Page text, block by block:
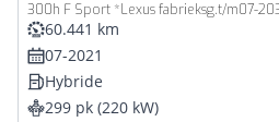
60.441 km
07-2021
Hybride
299 pk (220 kW)